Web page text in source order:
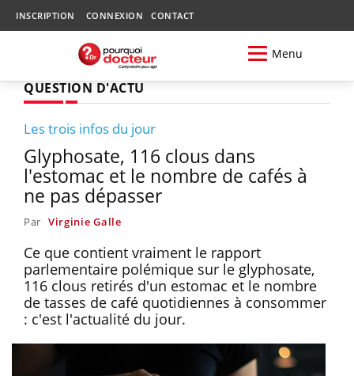
INSCRIPTION CONNEXION CONTACT
Menu
QUESTION D'ACTU
Les trois infos du jour
Glyphosate, 116 clous dans
l'estomac et le nombre de cafés à
ne pas dépasser
Par Virginie Galle
Ce que contient vraiment le rapport
parlementaire polémique sur le glyphosate,
116 clous retirés d'un estomac et le nombre
de tasses de café quotidiennes à consommer
: c'est l'actualité du jour.